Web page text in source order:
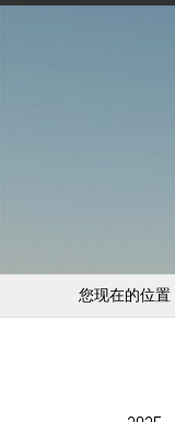
您现在的位置